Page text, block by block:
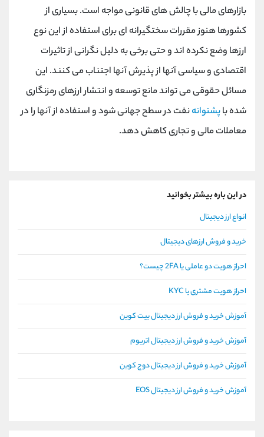
بازارهای مالی با چالش های قانونی مواجه است. بسیاری از
کشورها هنوز مقررات سختگیرانه ای برای استفاده از این نوع
ارزها وضع نکرده اند و حتی برخی به دلیل نگرانی از تاثیرات
اقتصادی و سیاسی آنها از پذیرش آنها اجتناب می کنند. این
مسائل حقوقی می تواند مانع توسعه و انتشار ارزهای رمزنگاری
شده باپشتوانهنفت در سطح جهانی شود و استفاده از آنها را در
معاملات مالی و تجاری کاهش دهد.
در این باره بیشتر بخوانید
انواع ارز دیجیتال
خرید و فروش ارزهای دیجیتال
احراز هویت دو عاملی یا 2FA چیست؟
احراز هویت مشتری یا KYC
آموزش خرید و فروش ارز دیجیتال بیت کوین
آموزش خرید و فروش ارز دیجیتال اتریوم
آموزش خرید و فروش ارز دیجیتال دوج کوین
آموزش خرید و فروش ارز دیجیتال EOS